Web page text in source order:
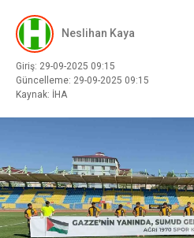
Neslihan Kaya
Giriş: 29-09-2025 09:15
Güncelleme: 29-09-2025 09:15
Kaynak: İHA